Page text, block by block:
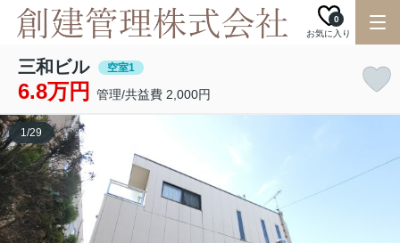
お気に入り
0
三和ビル 空室1
6.8万円 管理/共益費 2,000円
1/29